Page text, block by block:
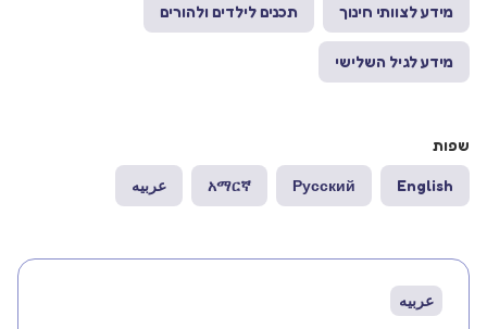
מידע לצוותי חינוך תכנים לילדים ולהורים
מידע לגיל השלישי
שפות
English
Русский
አማርኛ عربيه
عربيه